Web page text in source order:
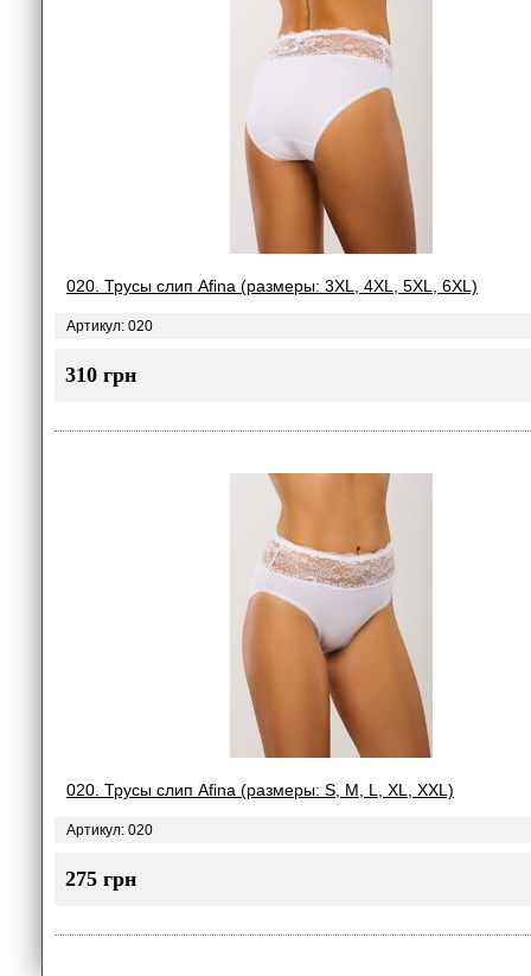
020. Трусы слип Afina (размеры: 3XL, 4XL, 5XL, 6XL)
Артикул: 020
310 грн
020. Трусы слип Afina (размеры: S, M, L, XL, XXL)
Артикул: 020
275 грн